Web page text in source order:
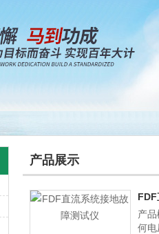
产品展示
产
何电